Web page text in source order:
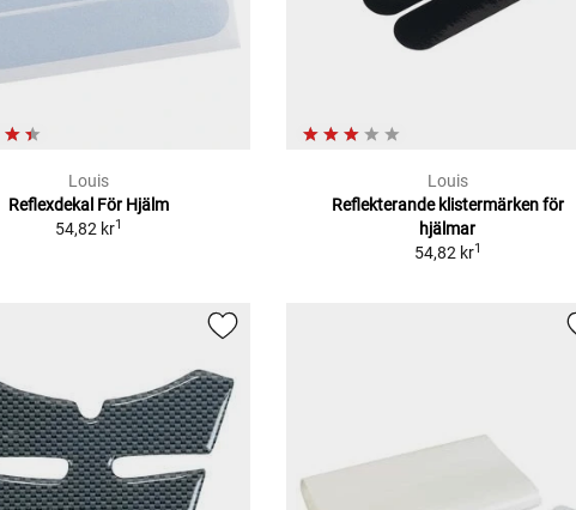
Louis
Reflexdekal För Hjälm
54,82 kr1
Louis
Reflekterande klistermärken för
hjälmar
54,82 kr1